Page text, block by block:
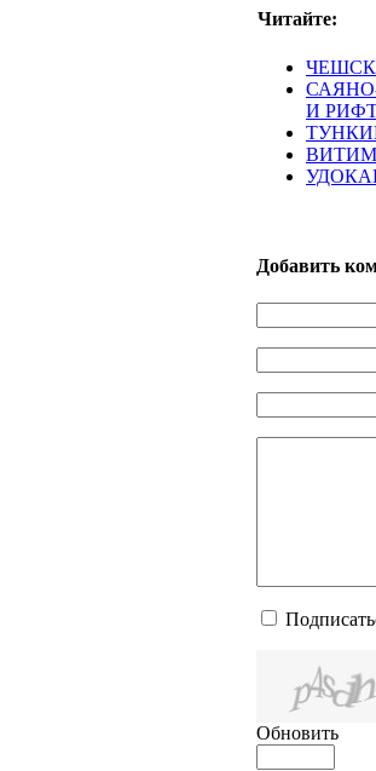
Читайте:
И
Добавить
Обновить